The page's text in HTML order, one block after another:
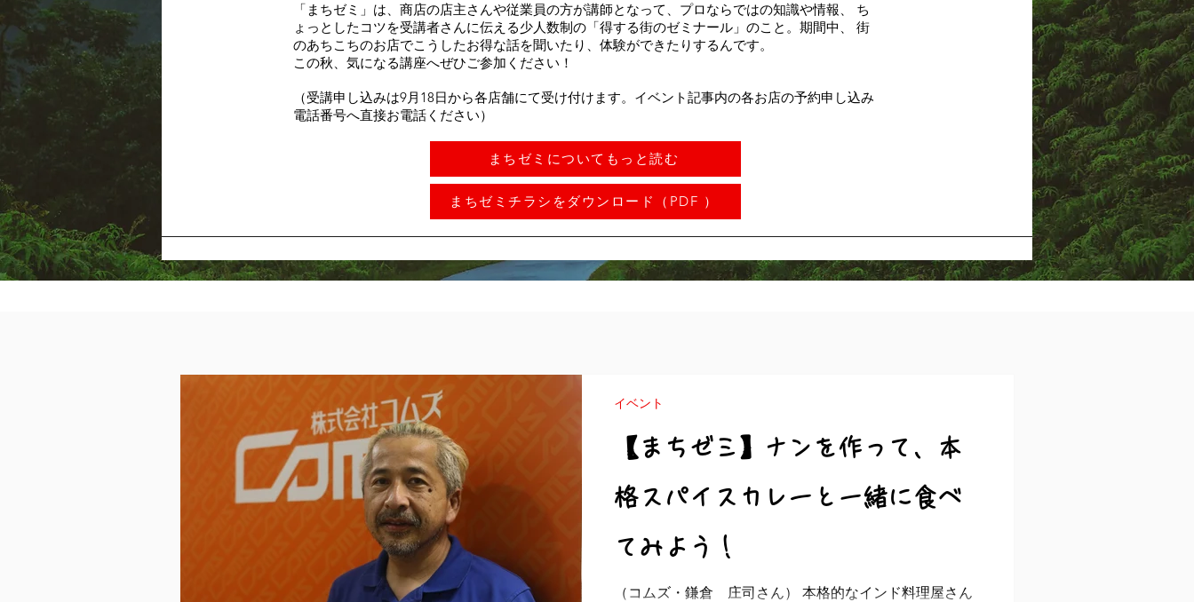
「まちゼミ」は、商店の店主さんや従業員の方が講師となって、プロならではの知識や情報、 ち
ょっとしたコツを受講者さんに伝える少人数制の「得する街のゼミナール」のこと。期間中、 街
のあちこちのお店でこうしたお得な話を聞いたり、体験ができたりするんです。
この秋、気になる講座へぜひご参加ください！
（受講申し込みは9月18日から各店舗にて受け付けます。イベント記事内の各お店の予約申し込み
電話番号へ直接お電話ください）
まちゼミについてもっと読む
まちゼミチラシをダウンロード（PDF ）
【まちゼミ】ナンを作って、本
格スパイスカレーと一緒に食べ
てみよう！
（コムズ・鎌倉 庄司さん） 本格的なインド料理屋さん
イベント